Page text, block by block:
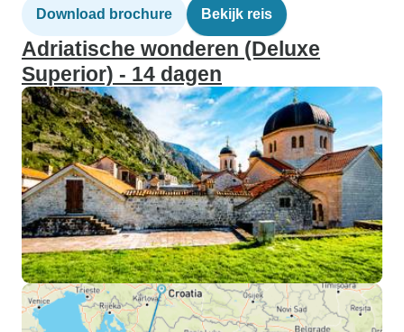
Download brochure Bekijk reis
Adriatische wonderen (Deluxe
Superior) - 14 dagen